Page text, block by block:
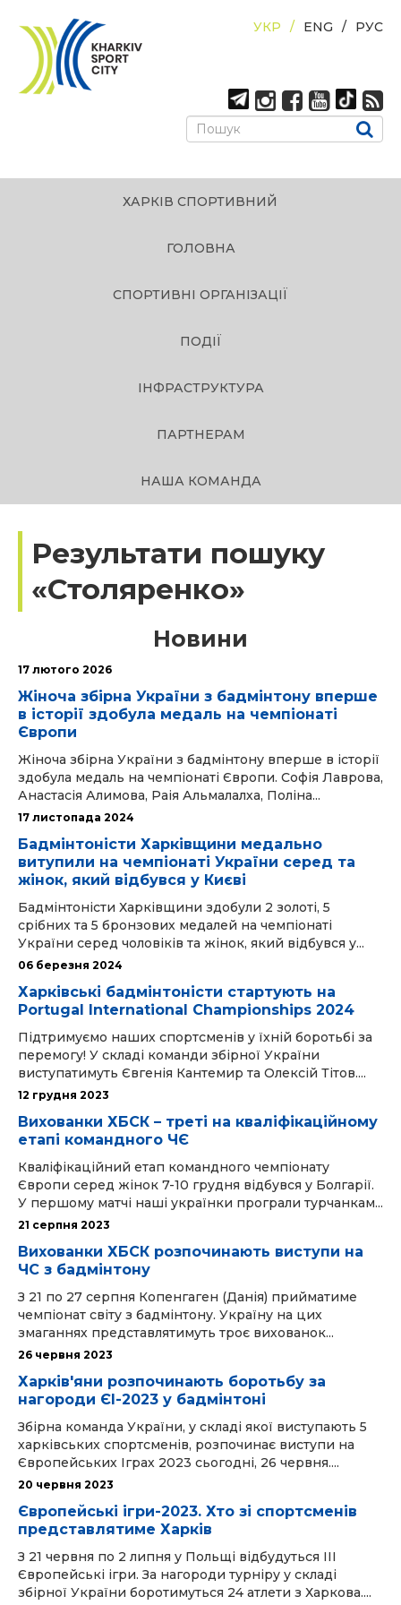
РУС
ENG
УКР
ХАРКІВ СПОРТИВНИЙ
ГОЛОВНА
СПОРТИВНІ ОРГАНІЗАЦІЇ
ПОДІЇ
ІНФРАСТРУКТУРА
ПАРТНЕРАМ
НАША КОМАНДА
Результати пошуку
«Столяренко»
Новини
17 лютого 2026
Жіноча збірна України з бадмінтону вперше
в історії здобула медаль на чемпіонаті
Європи
Жіноча збірна України з бадмінтону вперше в історії
здобула медаль на чемпіонаті Європи. Софія Лаврова,
Анастасія Алимова, Раія Альмалалха, Поліна...
17 листопада 2024
Бадмінтоністи Харківщини медально
витупили на чемпіонаті України серед та
жінок, який відбувся у Києві
Бадмінтоністи Харківщини здобули 2 золоті, 5
срібних та 5 бронзових медалей на чемпіонаті
України серед чоловіків та жінок, який відбувся у...
06 березня 2024
Харківські бадмінтоністи стартують на
Portugal International Championships 2024
Підтримуємо наших спортсменів у їхній боротьбі за
перемогу! У складі команди збірної України
виступатимуть Євгенія Кантемир та Олексій Тітов....
12 грудня 2023
Вихованки ХБСК – треті на кваліфікаційному
етапі командного ЧЄ
Кваліфікаційний етап командного чемпіонату
Європи серед жінок 7-10 грудня відбувся у Болгарії.
У першому матчі наші українки програли турчанкам...
21 серпня 2023
Вихованки ХБСК розпочинають виступи на
ЧС з бадмінтону
З 21 по 27 серпня Копенгаген (Данія) прийматиме
чемпіонат світу з бадмінтону. Україну на цих
змаганнях представлятимуть троє вихованок...
26 червня 2023
Харків'яни розпочинають боротьбу за
нагороди ЄІ-2023 у бадмінтоні
Збірна команда України, у складі якої виступають 5
харківських спортсменів, розпочинає виступи на
Європейських Іграх 2023 сьогодні, 26 червня....
20 червня 2023
Європейські ігри-2023. Хто зі спортсменів
представлятиме Харків
З 21 червня по 2 липня у Польщі відбудуться III
Європейські ігри. За нагороди турніру у складі
збірної України боротимуться 24 атлети з Харкова....